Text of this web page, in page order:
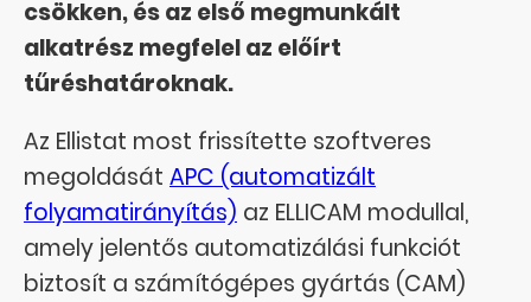
csökken, és az első megmunkált
alkatrész megfelel az előírt
tűréshatároknak.
Az Ellistat most frissítette szoftveres
megoldását APC (automatizált
folyamatirányítás) az ELLICAM modullal,
amely jelentős automatizálási funkciót
biztosít a számítógépes gyártás (CAM)